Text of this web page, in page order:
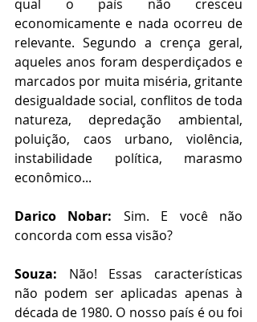
qual o país não cresceu
economicamente e nada ocorreu de
relevante. Segundo a crença geral,
aqueles anos foram desperdiçados e
marcados por muita miséria, gritante
desigualdade social, conflitos de toda
natureza, depredação ambiental,
poluição, caos urbano, violência,
instabilidade política, marasmo
econômico...
Darico Nobar: Sim. E você não
concorda com essa visão?
Souza: Não! Essas características
não podem ser aplicadas apenas à
década de 1980. O nosso país é ou foi